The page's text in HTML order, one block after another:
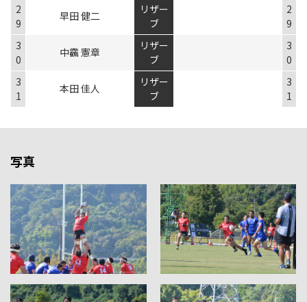
2
9
早田 健二
リザー
ブ
2
9
3
0
中靏 憲章
リザー
ブ
3
0
3
1
本田 佳人
リザー
ブ
3
1
写真